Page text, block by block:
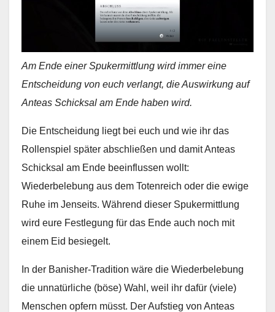
Am Ende einer Spukermittlung wird immer eine
Entscheidung von euch verlangt, die Auswirkung auf
Anteas Schicksal am Ende haben wird.
Die Entscheidung liegt bei euch und wie ihr das
Rollenspiel später abschließen und damit Anteas
Schicksal am Ende beeinflussen wollt:
Wiederbelebung aus dem Totenreich oder die ewige
Ruhe im Jenseits. Während dieser Spukermittlung
wird eure Festlegung für das Ende auch noch mit
einem Eid besiegelt.
In der Banisher-Tradition wäre die Wiederbelebung
die unnatürliche (böse) Wahl, weil ihr dafür (viele)
Menschen opfern müsst. Der Aufstieg von Anteas